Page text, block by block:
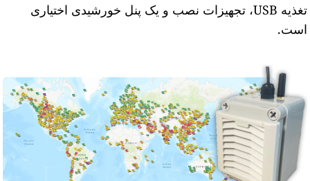
تغذیه USB، تجهیزات نصب و یک پنل خورشیدی اختیاری
است.